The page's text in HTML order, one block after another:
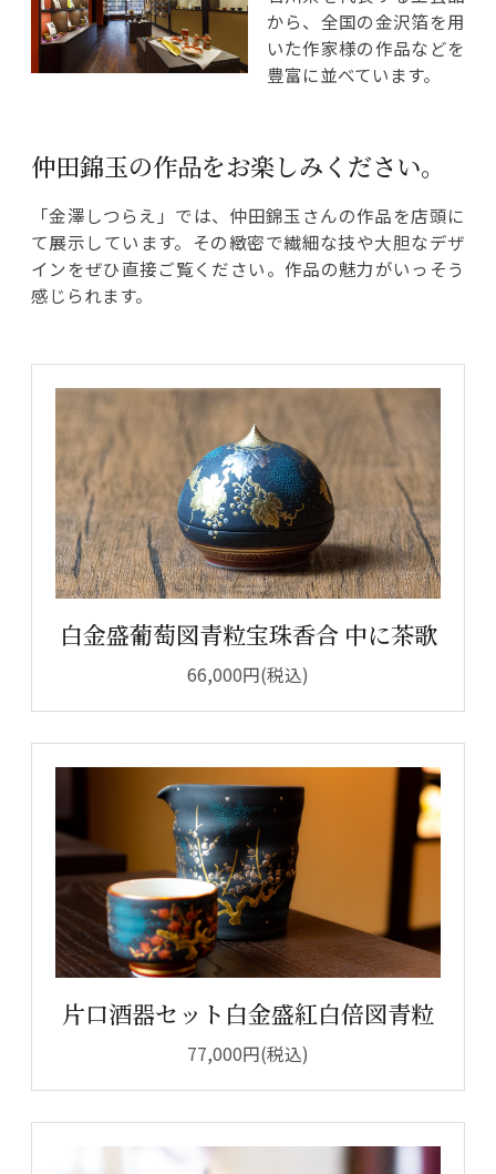
から、全国の金沢箔を用
いた作家様の作品などを
豊富に並べています。
仲田錦玉の作品をお楽しみください。
「金澤しつらえ」では、仲田錦玉さんの作品を店頭に
て展示しています。その緻密で繊細な技や大胆なデザ
インをぜひ直接ご覧ください。作品の魅力がいっそう
感じられます。
白金盛葡萄図青粒宝珠香合 中に茶歌
66,000円(税込)
片口酒器セット白金盛紅白倍図青粒
77,000円(税込)